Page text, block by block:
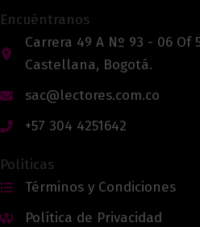
Encuéntranos
Carrera 49 A Nº 93 - 06 Of
Castellana, Bogotá.
sac@lectores.com.co
+57 304 4251642
Políticas
Términos y Condiciones
Política de Privacidad